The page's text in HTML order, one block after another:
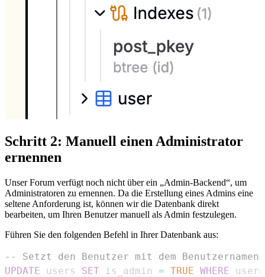
Schritt 2: Manuell einen Administrator
ernennen
Unser Forum verfügt noch nicht über ein „Admin-Backend“, um
Administratoren zu ernennen. Da die Erstellung eines Admins eine
seltene Anforderung ist, können wir die Datenbank direkt
bearbeiten, um Ihren Benutzer manuell als Admin festzulegen.
Führen Sie den folgenden Befehl in Ihrer Datenbank aus:
-- Setzt den Benutzer mit dem
UPDATE users SET is_admin = TRUE WHERE